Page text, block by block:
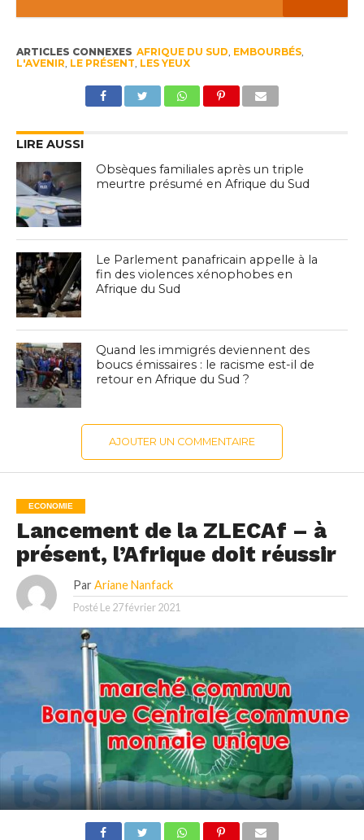
ARTICLES CONNEXES AFRIQUE DU SUD EMBOURBÉS,
L'AVENIR LE PRÉSENT LES YEUX
LIRE AUSSI
Obsèques familiales après un triple
meurtre présumé en Afrique du Sud
Le Parlement panafricain appelle à la
fin des violences xénophobes en
Afrique du Sud
Quand les immigrés deviennent des
boucs émissaires : le racisme est-il de
retour en Afrique du Sud ?
AJOUTER UN COMMENTAIRE
ECONOMIE
Lancement de la ZLECAf – à
présent, l’Afrique doit réussir
Par Ariane Nanfack
Posté Le 27 février 2021